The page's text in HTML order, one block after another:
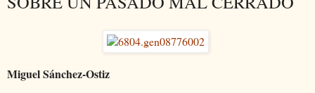
Miguel Sánchez-Ostiz